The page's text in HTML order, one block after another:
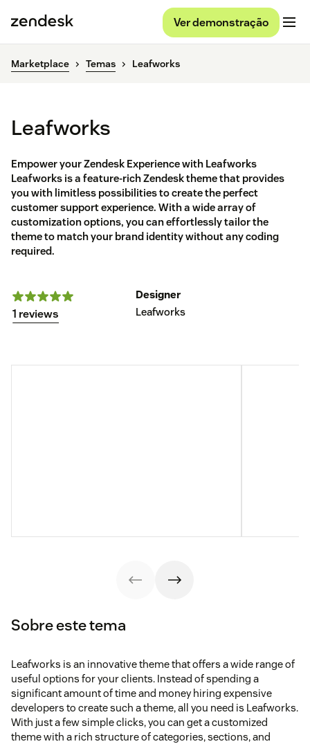
Ver demonstração
Marketplace Temas Leafworks
Leafworks
Empower your Zendesk Experience with Leafworks
Leafworks is a feature-rich Zendesk theme that provides
you with limitless possibilities to create the perfect
customer support experience. With a wide array of
customization options, you can effortlessly tailor the
theme to match your brand identity without any coding
required.
1 reviews
Designer
Leafworks
Sobre este tema
Leafworks is an innovative theme that offers a wide range of
useful options for your clients. Instead of spending a
significant amount of time and money hiring expensive
developers to create such a theme, all you need is Leafworks.
With just a few simple clicks, you can get a customized
theme with a rich structure of categories, sections, and